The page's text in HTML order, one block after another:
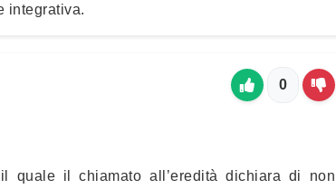
integrativa.
0
quale il chiamato all’eredità dichiara di non